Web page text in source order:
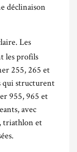
déclinaison
Les
les profils
255, 265 et
qui structurent
955, 965 et
avec
triathlon et